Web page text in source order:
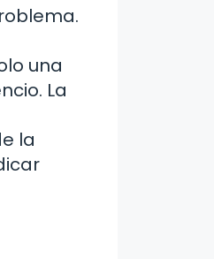
una
La
la